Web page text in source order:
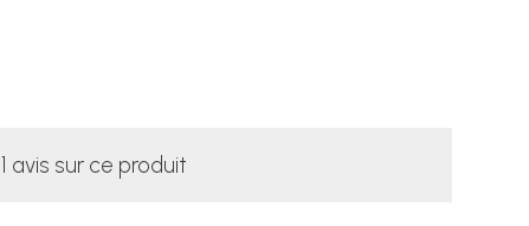
1 avis sur ce produit